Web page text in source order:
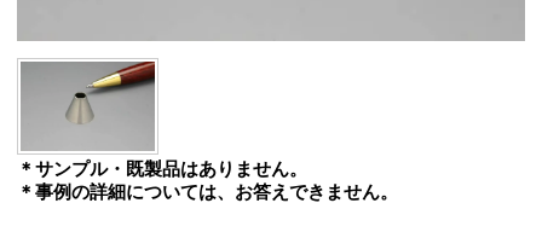
＊サンプル・既製品はありません。
＊事例の詳細については、お答えできません。